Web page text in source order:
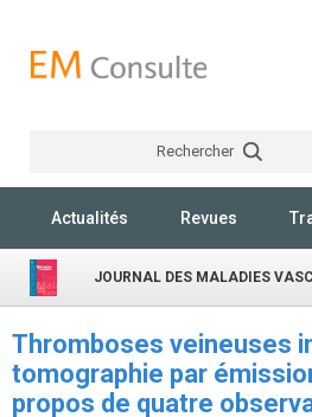
Rechercher
Actualités Revues
JOURNAL DES MALADIES
Thromboses veineuses
tomographie par
propos de quatre